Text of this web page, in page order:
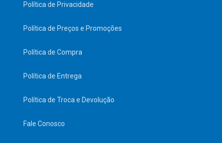
Política de Privacidade
Política de Preços e Promoções
Política de Compra
Política de Entrega
Política de Troca e Devolução
Fale Conosco